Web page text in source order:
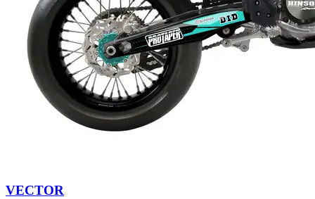
VECTOR